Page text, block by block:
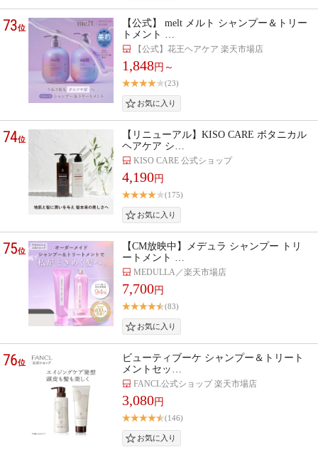
73位
【公式】 melt メルト シャンプー＆トリー
トメント …
【公式】花王ヘアケア 楽天市場店
1,848円～
(23)
74位
【リニューアル】KISO CARE ボタニカル
ヘアケア シ…
KISO CARE 公式ショップ
4,190円
(175)
75位
【CM放映中】メデュラ シャンプー トリ
ートメント …
MEDULLA／楽天市場店
7,700円
(83)
76位
ビューティブーケ シャンプー＆トリート
メントセッ…
FANCL公式ショップ 楽天市場店
3,080円
(146)